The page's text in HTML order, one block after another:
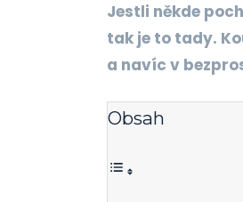
Jestli někde
tak je to tady.
a navíc v
Obsah